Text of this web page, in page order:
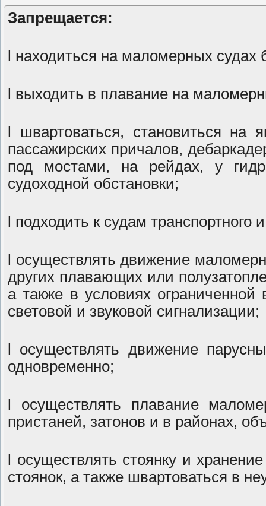
Запрещается:
l находиться на маломерных судах
l выходить в плавание на
l швартоваться, становиться
пассажирских причалов,
под мостами, на рейдах, у
судоходной обстановки;
l подходить к судам
l осуществлять движение
других плавающих или
а также в условиях
световой и звуковой сигнализации;
l осуществлять движение
одновременно;
l осуществлять плавание
пристаней, затонов и в районах,
l осуществлять стоянку и
стоянок, а также швартоваться в